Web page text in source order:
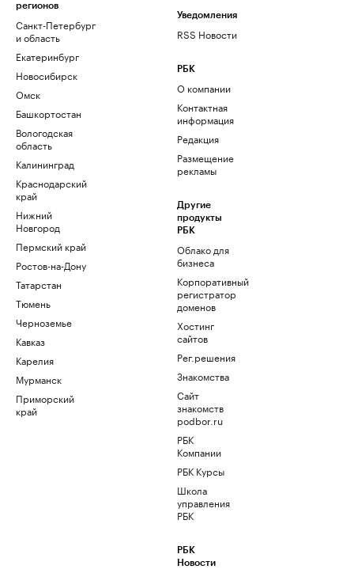
регионов
Санкт-Петербург
и область
Екатеринбург
Новосибирск
Омск
Башкортостан
Вологодская
область
Калининград
Краснодарский
край
Нижний
Новгород
Пермский край
Ростов-на-Дону
Татарстан
Тюмень
Черноземье
Кавказ
Карелия
Мурманск
Приморский
край
Уведомления
RSS Новости
РБК
О компании
Контактная
информация
Редакция
Размещение
рекламы
Другие
продукты
РБК
Облако для
бизнеса
Корпоративный
регистратор
доменов
Хостинг
сайтов
Рег.решения
Знакомства
Сайт
знакомств
podbor.ru
РБК
Компании
РБК Курсы
Школа
управления
РБК
РБК
Новости